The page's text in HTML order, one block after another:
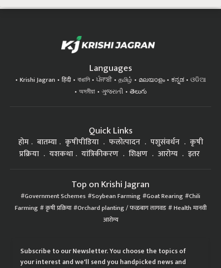
Languages
Krishi Jagran हिंदी বাঙালি ਪੰਜਾਬੀ தமிழ் മലയാളം ಕನ್ನಡ
ଓଡିଆ
অসমীয়া
ગુજરાતી తెలుగు
Quick Links
होम बातम्या कृषीपीडिया फलोत्पादन पशुसंवर्धन
कृषी
प्रक्रिया
यशकथा यांत्रिकीकरण शिक्षण आरोग्य इतर
Top on Krishi Jagran
Government Schemes Soybean Farming Goat Rearing Chili
Farming कृषी प्रक्रिया Orchard planting / फळबाग लागवड Health मानवी
आरोग्य
Subscribe to our Newsletter. You choose the topics of
your interest and we'll send you handpicked news and